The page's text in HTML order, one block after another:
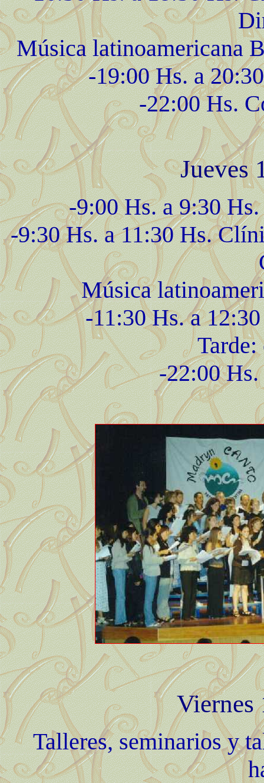
Música latinoamericana
-19:00 Hs. a
-22:00 Hs.
Jueves
-9:00 Hs. a 9:30
-9:30 Hs. a 11:30 Hs.
Música
-11:30 Hs. a
Tarde:
-22:00
Viernes
Talleres, seminarios y